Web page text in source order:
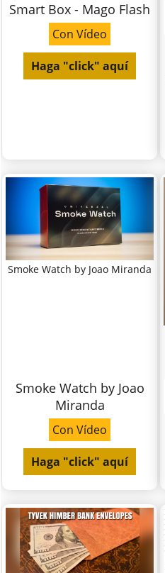
Smart Box - Mago Flash
Con Vídeo
Haga "click" aquí
Smoke Watch by Joao Miranda
Smoke Watch by Joao
Miranda
Con Vídeo
Haga "click" aquí